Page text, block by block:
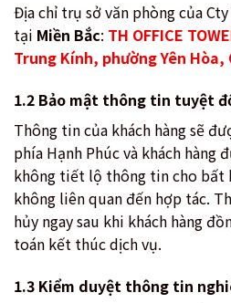
Địa chỉ trụ sở văn phòng của
tại Miền Bắc: TH OFFICE
Trung Kính, phường Yên Hòa,
1.2 Bảo mật thông tin tuyệt
Thông tin của khách hàng sẽ
phía Hạnh Phúc và khách hàng
không tiết lộ thông tin cho bất
không liên quan đến hợp tác.
hủy ngay sau khi khách hàng
toán kết thúc dịch vụ.
1.3 Kiểm duyệt thông tin